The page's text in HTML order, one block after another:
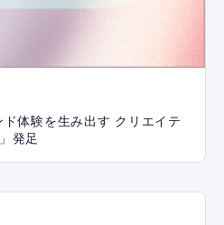
体験を生み出す クリエイテ
発足